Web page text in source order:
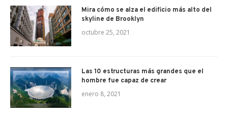
Mira cómo se alza el edificio más alto del
skyline de Brooklyn
octubre 25, 2021
Las 10 estructuras más grandes que el
hombre fue capaz de crear
enero 8, 2021